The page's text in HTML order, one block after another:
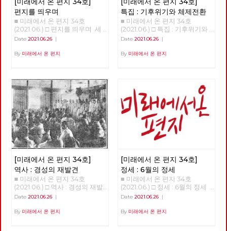
산, 망우산, 아차산, 고덕산, 일자
산, 대모산, 구릉산, 우면산, 관악
산, 안양천, 봉산, 앵봉산, 북한산
을 거쳐 마침내 2021년 6월 20
일 출발지이자 종착지인 도봉산
에 이른다. 1년이 넘는 시간 동안
이어진 그 길과 사람의 기록을
했지만, 꾸준히 길을 이어갔다.
완주에는 총 23회의 출사에 13
개월이 걸렸다. 서울둘레길은 산
악마라톤 또는 트레일러닝 선수
가 달린다면 하루 만에 완주할
수 있는 구간이다. 하지만 경계
사진은 서울둘레길 만이 아니라
둘레길 주변의 문화와 역사까지
둘러 보며 걸었고, 이 때문에 실
제로는 더 많은 거리를 걸었다.
이를테면 수락산이나 불암산 구
간에서는 산기슭 마을의 골목길
도 함께 걸었고, 망우산이나 도
봉산 구간에서는 오기만, 함세
덕, 최서해, 이재유 그리고 전태
말에 출발한 경계사진의 길은 얼
편지를 띄우며
■ 미래에서 온 편지 34호
(2021.06.) □ 편지를 띄우며 세
상을 바꾸기 위해서는 물론이고
도 중요한 정치적 시간이 지나고
보에 집중되고 있지만, 기성 정
치와 언론이 외면하는 가운데에
도 체제를 전환하기 위한 노동당
의 전진은 속속 결집하는 새로운
얼굴들과 함께 계속 이어지고 있
습니다. 6월 12일 열린 7기 3차
전국위원회는, 최근에 입당 또는
복당한 두 당원이 [평등한 공동
체를 위한 우리의 약속]과 [지구
살리기 생활 수칙]을 낭독하면
서 시작했습니다. 이 자리에서
당은, 당의 가까운 미래를 위해
정기 당대회 준비위원회를 구성
했고, 2022년 대통령선거와 지
방선거에 대한 기본방침을 채택
했습니다. 당대회는 전국의 대
의원들이 참석하는 당의 최고의
결기구로서, 정기 당대회의 경우
Date 2021.06.26 |
By 미래에서 온 편지
특집 : 기후위기와 체제전환
■ 미래에서 온 편지 34호
(2021.06.) □ 특집 : 기후위기와
체제전환 기후위기와 체제전환
핑포인트 '1.5도 티핑포인트'라
면 임계점이 넘어가서 온난화와
기후 변화가 더욱 크게 일어날
수 있다는 것이다. 10만 년 전부
터 기후 변화의 폭을 보면 섭씨
평균 8~10도 정도다. 기온이 낮
을 때는 빙하기, 높을 때는 간빙
기라 하는데 지금은 간빙기보다
도 온도가 높다. 온도 변화에서
년 동안 변하는 것은 문제가 없
다. 그러나 산업혁명 이후 200
년 동안 1도가 변했다는 것은 생
태계에 대단한 충격이다. 10만
년 전부터 현생인류가 지구상에
살았다. 현생인류는 우리와 같은
유전자와 신체구조를 가지고 있
다. 수렵 채집 생활을 한 것은 머
Date 2021.06.26|
By 미래에서 온 편지
[미래에서 온 편지 34호]
역사 : 경성의 재발견
■ 미래에서 온 편지 34호
(2021.06.) □ 역사 : 경성의 재발
견 경성의 재발견 01 - 노동자의
고 합니다. [써니](2011), [건축학
Date 2021.06.26 |
By 미래에서 온 편지
[미래에서 온 편지 34호]
정세 : 6월의 정세
■ 미래에서 온 편지 34호
(2021.06.) □ 정세 : 6월의 정세
정세 (2) - ‘국가의 귀환’이 가리
작과 함께 번지기 시작한 코로나
Date 2021.06.26|
By 미래에서 온 편지